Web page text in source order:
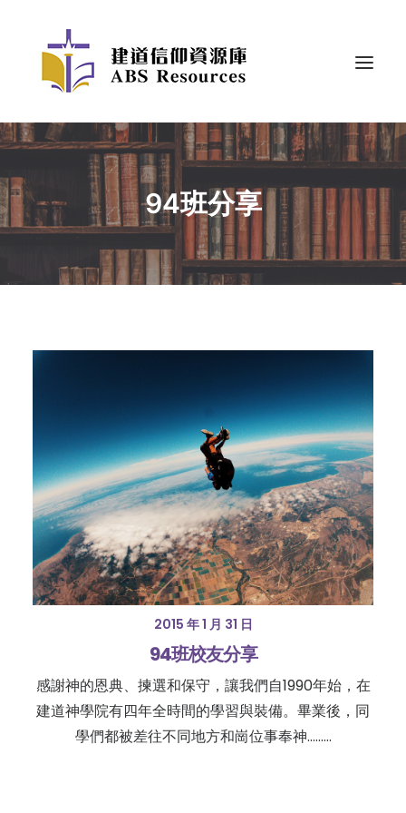
94班分享
2015 年 1 月 31 日
94班校友分享
感謝神的恩典、揀選和保守，讓我們自1990年始，在
建道神學院有四年全時間的學習與裝備。畢業後，同
學們都被差往不同地方和崗位事奉神………